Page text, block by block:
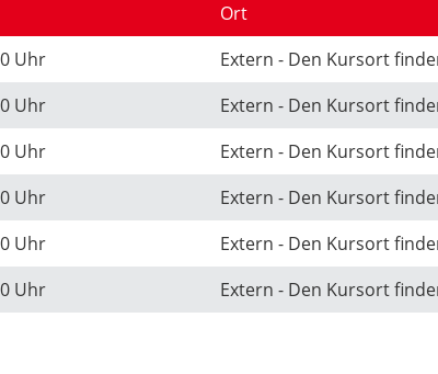
Ort
Uhr
Extern - Den Kursort
Uhr
Extern - Den Kursort
Uhr
Extern - Den Kursort
Uhr
Extern - Den Kursort
Uhr
Extern - Den Kursort
Uhr Extern - Den Kursort